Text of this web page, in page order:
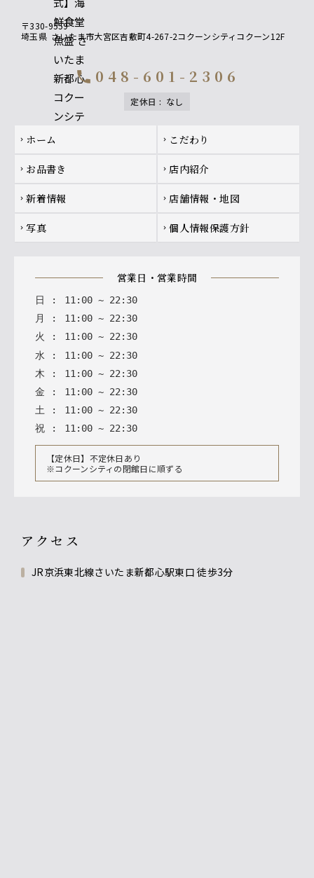
〒330-9559
埼玉県 さいたま市大宮区吉敷町4-267-2コクーンシティコクーン12F
call 048-601-2306
定休日 : なし
Footer navigation
chevron_right ホーム chevron_right こだわり
chevron_right お品書き chevron_right 店内紹介
chevron_right 新着情報 chevron_right 店舗情報・地図
chevron_right 写真 chevron_right 個人情報保護方針
営業日・営業時間
日 : 11 : 00 ~ 22 : 30
月
: 11: 00 ~ 22: 30
火
: 11: 00 ~ 22: 30
水 : 11 : 00 ~ 22 : 30
木 : 11 : 00 ~ 22 : 30
金 : 11 : 00 ~ 22 : 30
土 : 11 : 00 ~ 22 : 30
祝 : 11 : 00 ~ 22 : 30
【定休日】不定休日あり
※コクーンシティの閉館日に順ずる
アクセス
JR京浜東北線さいたま新都心駅東口 徒歩3分